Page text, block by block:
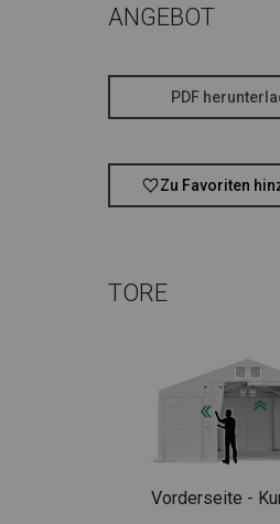
ANGEBOT
PDF
Zu Favoriten
TORE
Vorderseite -